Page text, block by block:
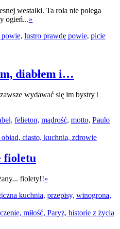
westalki. Ta rola nie polega
ogień...»
lustro prawdę powie, picie
diabłem i…
wydawać się im bystry i
felieton, mądrość, motto, Paulo
fioletu
fiolety!!»
kuchnia, przepisy, winogrona,